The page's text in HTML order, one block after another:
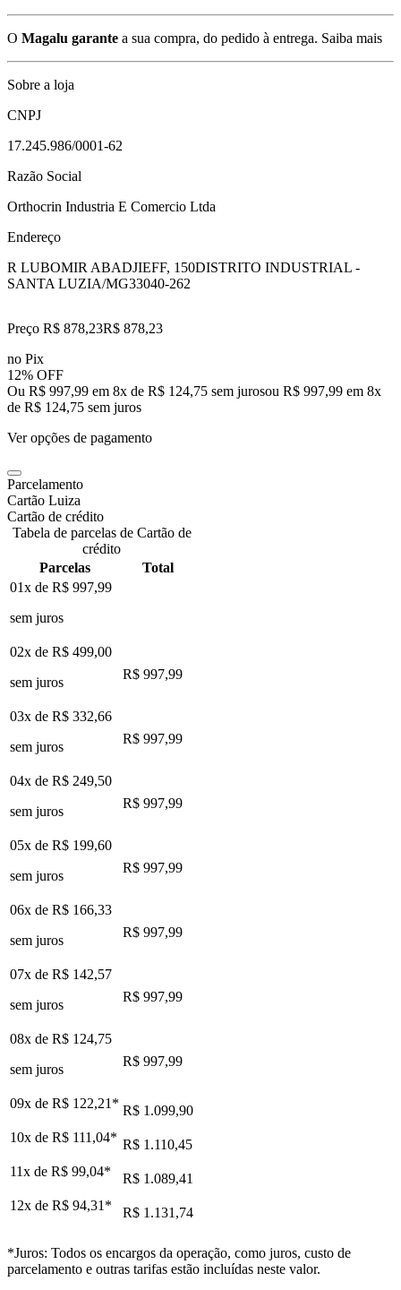
O Magalu garante a sua compra, do pedido à entrega. Saiba mais
Sobre a loja
CNPJ
17.245.986/0001-62
Razão Social
Orthocrin Industria E Comercio Ltda
Endereço
R LUBOMIR ABADJIEFF, 150DISTRITO INDUSTRIAL -
SANTA LUZIA/MG33040-262
Preço R$ 878,23R$ 878,23
no Pix
12% OFF
Ou R$ 997,99 em 8x de R$ 124,75 sem jurosou R$ 997,99 em 8x
de R$ 124,75 sem juros
Ver opções de pagamento
Parcelamento
Cartão Luiza
Cartão de crédito
Tabela de parcelas de Cartão de
crédito
Parcelas
Total
01x de R$ 997,99
sem juros
02x de R$ 499,00
sem juros
R$ 997,99
03x de R$ 332,66
sem juros
R$ 997,99
04x de R$ 249,50
sem juros
R$ 997,99
05x de R$ 199,60
sem juros
R$ 997,99
06x de R$ 166,33
sem juros
R$ 997,99
07x de R$ 142,57
sem juros
R$ 997,99
08x de R$ 124,75
sem juros
R$ 997,99
09x de R$ 122,21 * R$ 1.099,90
10x de R$ 111,04* R$ 1.110,45
11x de R$ 99,04*
R$ 1.089,41
12x de R$ 94,31 * R$ 1.131,74
*Juros: Todos os encargos da operação, como juros, custo de
parcelamento e outras tarifas estão incluídas neste valor.